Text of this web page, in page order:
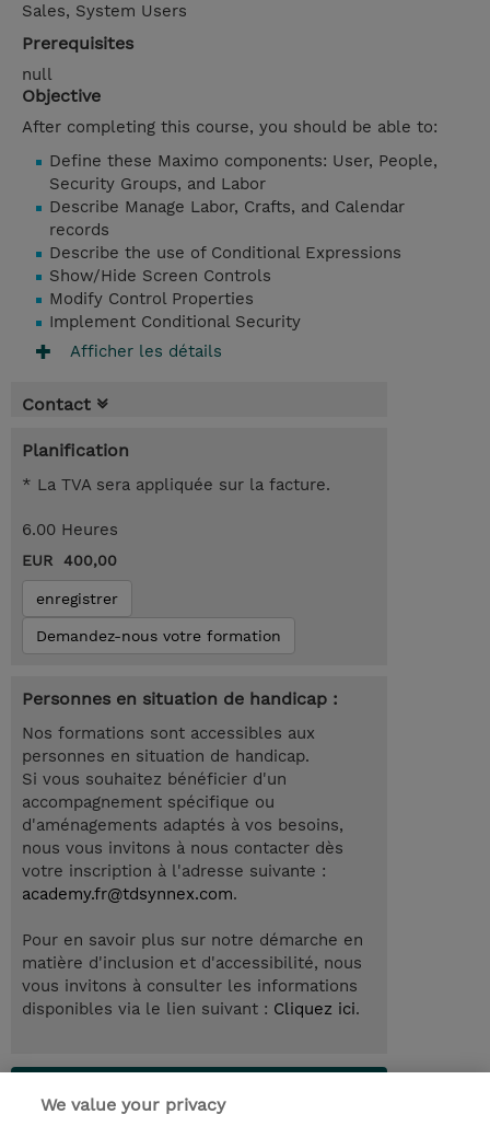
Sales, System Users
Prerequisites
null
Objective
After completing this course, you should be able to:
Define these Maximo components: User, People,
Security Groups, and Labor
Describe Manage Labor, Crafts, and Calendar
records
Describe the use of Conditional Expressions
Show/Hide Screen Controls
Modify Control Properties
Implement Conditional Security
Afficher les détails
Contact
Planification
* La TVA sera appliquée sur la facture.
6.00 Heures
EUR 400,00
enregistrer
Demandez-nous votre formation
Personnes en situation de handicap :
Nos formations sont accessibles aux
personnes en situation de handicap.
Si vous souhaitez bénéficier d'un
accompagnement spécifique ou
d'aménagements adaptés à vos besoins,
nous vous invitons à nous contacter dès
votre inscription à l'adresse suivante :
academy.fr@tdsynnex.com.
Pour en savoir plus sur notre démarche en
matière d'inclusion et d'accessibilité, nous
vous invitons à consulter les informations
disponibles via le lien suivant : Cliquez ici.
We value your privacy